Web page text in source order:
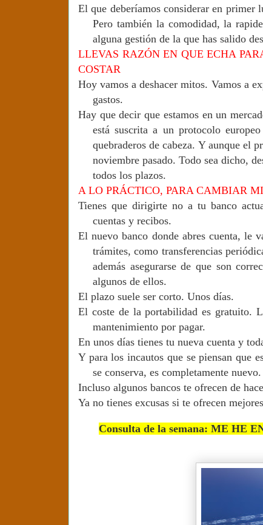
El que deberíamos considerar en primer
Pero también la comodidad, la
alguna gestión de la que has salido
LLEVAS RAZÓN EN QUE ECHA
COSTAR
Hoy vamos a deshacer mitos. Vamos a
gastos.
Hay que decir que estamos en un
está suscrita a un protocolo
quebraderos de cabeza.Y aunque el
noviembre pasado. Todo sea dicho,
todos los plazos.
A LO PRÁCTICO, PARA CAMBIAR
Tienes que dirigirte no a tu banco
cuentas y recibos.
El nuevo banco donde abres cuenta, le
trámites, como transferencias
además asegurarse de que son
algunos de ellos.
El plazo suele ser corto. Unos días.
El coste de la portabilidad es gratuito.
mantenimiento por pagar.
En unos días tienes tu nueva cuenta y
Y para los incautos que se piensan que
se conserva, es completamente nuevo.
Incluso algunos bancos te ofrecen de
Ya no tienes excusas si te ofrecen
Consulta de la semana: ME HE